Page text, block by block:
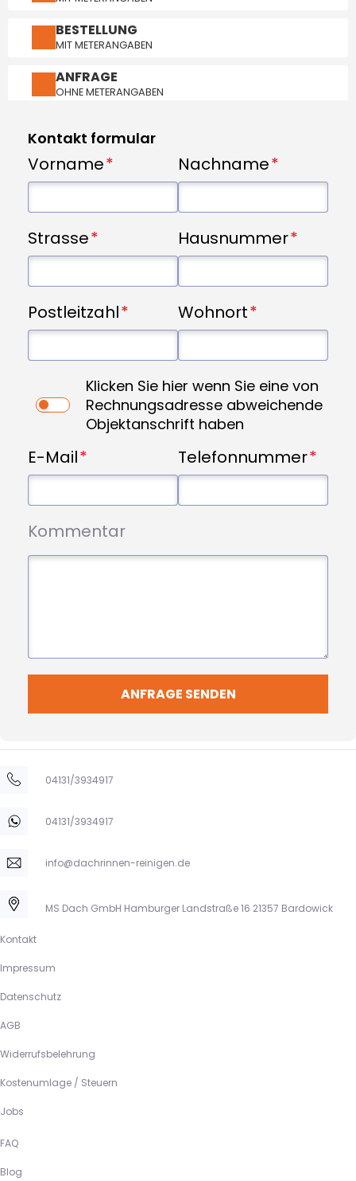
BESTELLUNG
MIT METERANGABEN
ANFRAGE
OHNE METERANGABEN
Kontakt formular
Vorname Nachname
Strasse Hausnummer
Postleitzahl Wohnort
Klicken Sie hier wenn Sie eine von
Rechnungsadresse abweichende
Objektanschrift haben
E-Mail Telefonnummer
Kommentar
ANFRAGE SENDEN
FAQ
Blog
Kontakt
Impressum
Datenschutz
AGB
Widerrufsbelehrung
Kostenumlage / Steuern
Jobs
04131/3934917
04131/3934917
info@dachrinnen-reinigen.de
MS Dach GmbH Hamburger Landstraße 16 21357 Bardowick